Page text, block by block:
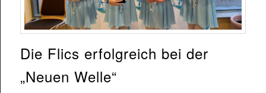
Die Flics erfolgreich bei der
„Neuen Welle“